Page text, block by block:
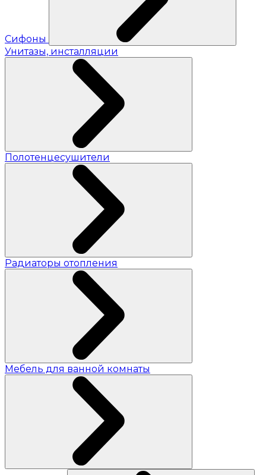
Сифоны
Унитазы, инсталляции
Полотенцесушители
Радиаторы отопления
Мебель для ванной комнаты